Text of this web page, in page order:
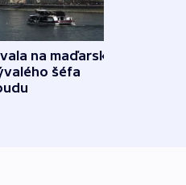
na maďarského
šéfa